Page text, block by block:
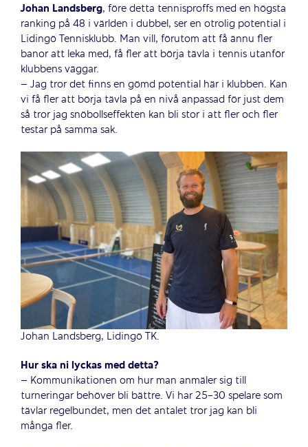
Johan Landsberg, före detta tennisproffs med en högsta
ranking på 48 i världen i dubbel, ser en otrolig potential i
Lidingö Tennisklubb. Man vill, förutom att få ännu fler
banor att leka med, få fler att börja tävla i tennis utanför
klubbens väggar.
– Jag tror det finns en gömd potential här i klubben. Kan
vi få fler att börja tävla på en nivå anpassad för just dem
så tror jag snöbollseffekten kan bli stor i att fler och fler
testar på samma sak.
Johan Landsberg, Lidingö TK.
Hur ska ni lyckas med detta?
– Kommunikationen om hur man anmäler sig till
turneringar behöver bli bättre. Vi har 25-30 spelare som
tävlar regelbundet, men det antalet tror jag kan bli
många fler.